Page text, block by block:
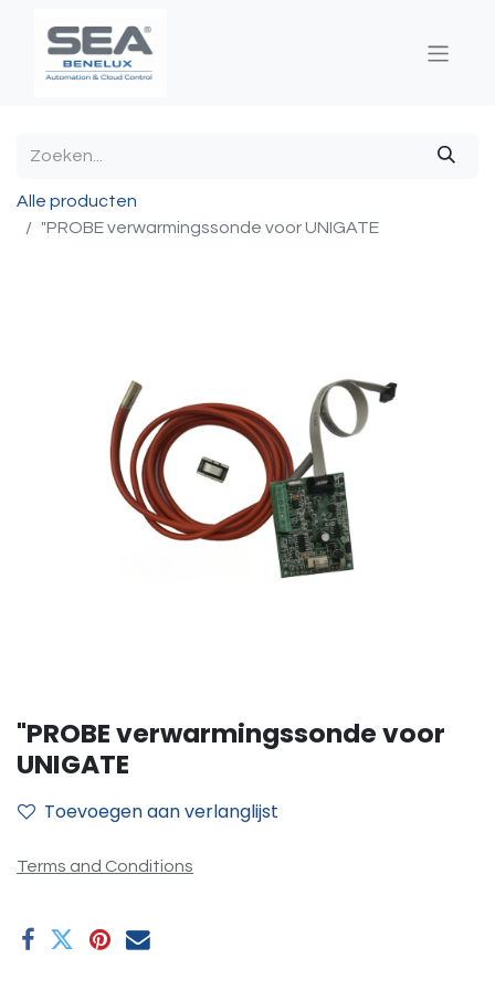
Alle producten
"PROBE verwarmingssonde voor UNIGATE
"PROBE verwarmingssonde voor
UNIGATE
Toevoegen aan verlanglijst
Terms and Conditions